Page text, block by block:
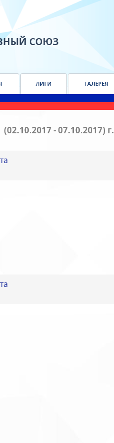
СОЮЗ
ЛИГИ ГАЛЕРЕЯ
(02.10.2017 - 07.10.2017) г.